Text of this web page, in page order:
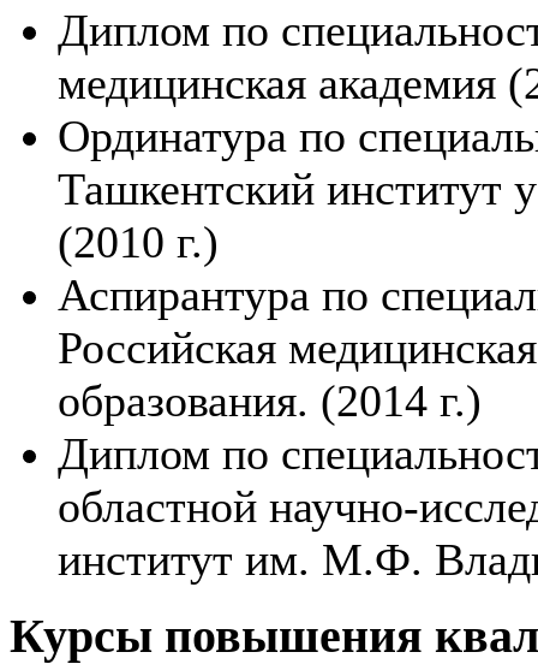
Диплом по
медицинская академия
Ординатура по
Ташкентский институт
(2010 г.)
Аспирантура по
Российская
образования. (2014 г.)
Диплом по
областной научно-
институт им. М.Ф.
Курсы повышения